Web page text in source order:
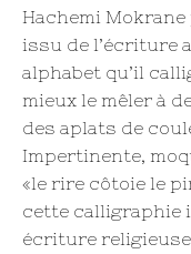
Hachemi
issu de l’écriture
alphabet qu’il
mieux le mêler à
des aplats de
Impertinente,
«le rire côtoie le
cette calligraphie
écriture